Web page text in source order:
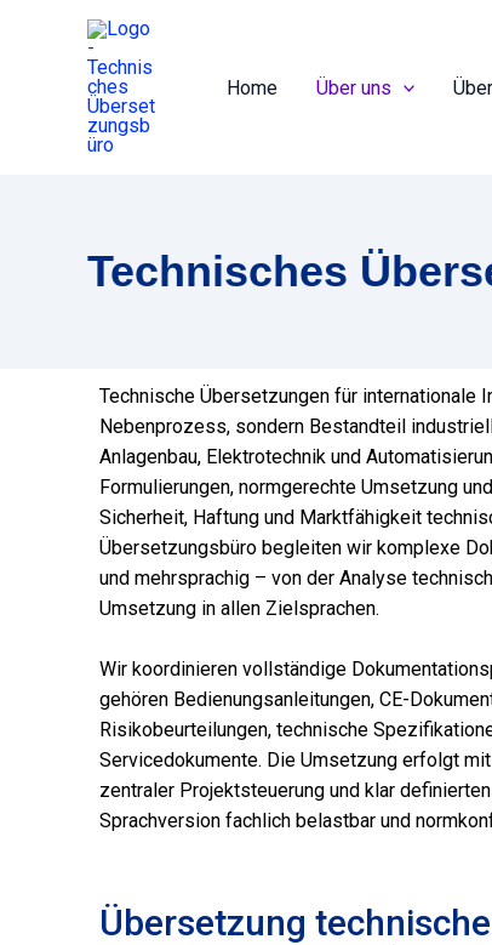
Home Über uns
Technisches
Technische Übersetzungen für internationale
Nebenprozess, sondern Bestandteil
Anlagenbau, Elektrotechnik und
Formulierungen, normgerechte Umsetzung
Sicherheit, Haftung und Marktfähigkeit
Übersetzungsbüro begleiten wir komplexe
und mehrsprachig – von der Analyse
Umsetzung in allen Zielsprachen.
Wir koordinieren vollständige
gehören Bedienungsanleitungen, CE-
Risikobeurteilungen, technische
Servicedokumente. Die Umsetzung erfolgt
zentraler Projektsteuerung und klar
Sprachversion fachlich belastbar und
Übersetzung